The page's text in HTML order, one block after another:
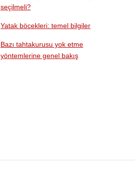
seçilmeli?
Yatak böcekleri: temel bilgiler
Bazı tahtakurusu yok etme
yöntemlerine genel bakış